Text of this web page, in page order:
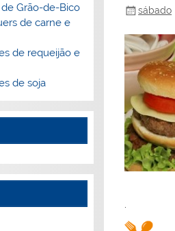
sábado
Grão-de-Bico
de carne e
de requeijão e
de soja